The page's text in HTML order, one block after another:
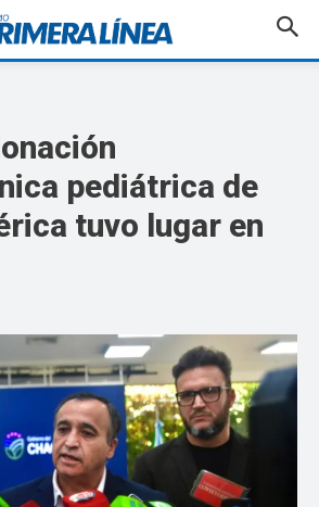
pediátrica de
tuvo lugar en